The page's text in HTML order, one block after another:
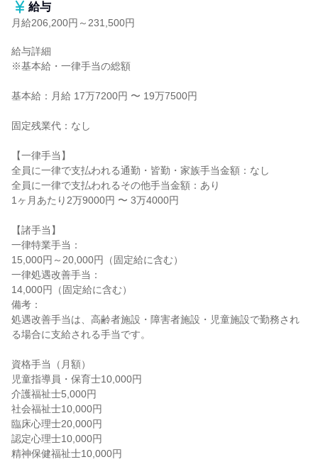
給与
月給206,200円～231,500円
給与詳細
※基本給・一律手当の総額
基本給：月給 17万7200円 〜 19万7500円
固定残業代：なし
【一律手当】
全員に一律で支払われる通勤・皆勤・家族手当金額：なし
全員に一律で支払われるその他手当金額：あり
1ヶ月あたり2万9000円 〜 3万4000円
【諸手当】
一律特業手当：
15,000円～20,000円（固定給に含む）
一律処遇改善手当：
14,000円（固定給に含む）
備考：
処遇改善手当は、高齢者施設・障害者施設・児童施設で勤務され
る場合に支給される手当です。
資格手当（月額）
児童指導員・保育士10,000円
介護福祉士5,000円
社会福祉士10,000円
臨床心理士20,000円
認定心理士10,000円
精神保健福祉士10,000円